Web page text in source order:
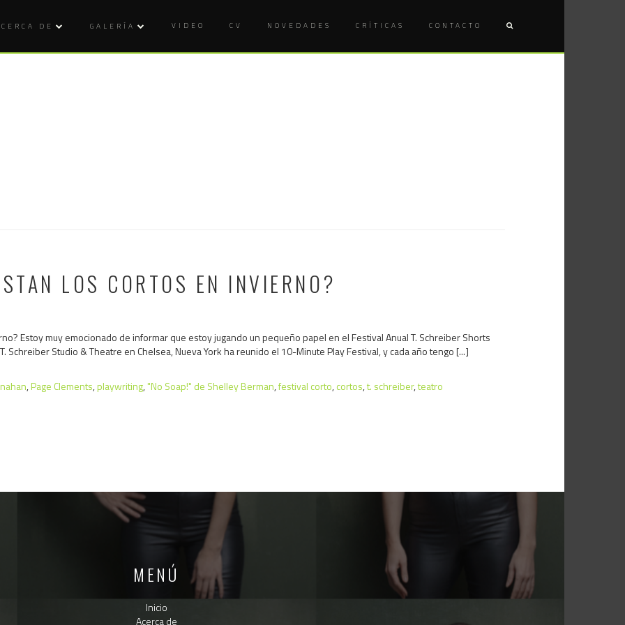
DE GALERÍA VIDEO CV NOVEDADES CRÍTICAS CONTACTO
LOS CORTOS EN INVIERNO?
Estoy muy emocionado de informar que estoy jugando un pequeño papel en el Festival Anual T. Schreiber Shorts
Schreiber Studio & Theatre en Chelsea, Nueva York ha reunido el 10-Minute Play Festival, y cada año tengo [...]
,Page Clements,playwriting,"No Soap!" de Shelley Berman,festival corto,cortos,t. schreiber,teatro
MENÚ
Inicio
Acerca de